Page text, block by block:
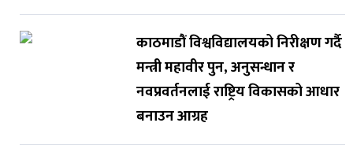
काठमाडौं विश्वविद्यालयको निरीक्षण गर्दै
मन्त्री महावीर पुन, अनुसन्धान र
नवप्रवर्तनलाई राष्ट्रिय विकासको आधार
बनाउन आग्रह